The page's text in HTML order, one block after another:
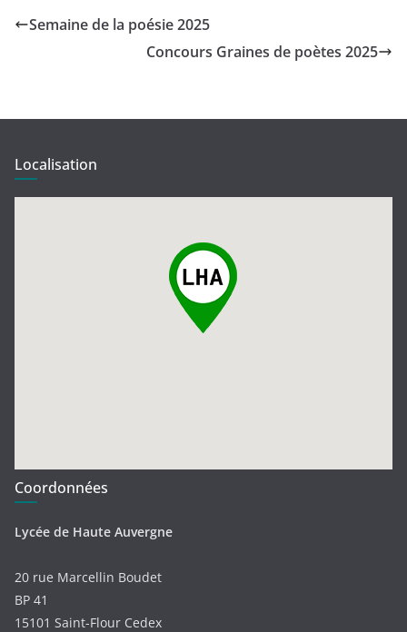
Semaine de la poésie 2025
Concours Graines de poètes 2025
Localisation
Coordonnées
Lycée de Haute Auvergne
20 rue Marcellin Boudet
BP 41
15101 Saint-Flour Cedex